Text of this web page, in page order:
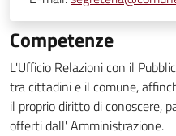
Competenze
L'Ufficio Relazioni con il
tra cittadini e il comune,
il proprio diritto di conoscere,
offerti dall' Amministrazione.